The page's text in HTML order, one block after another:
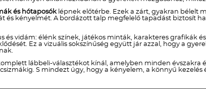
és hótaposóklépnek előtérbe. Ezek a zárt, gyakran bélelt
és kényelmét. A bordázott talp megfelelő tapadást biztosít
és vidám: élénk színek, játékos minták, karakteres grafikák
Ez a vizuális sokszínűség együtt jár azzal, hogy a
lábbeli-választékot kínál, amelyben minden évszakra
S mindezt úgy, hogy a kényelem, a könnyű kezelés